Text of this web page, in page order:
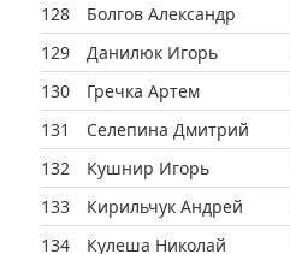
128
Болгов Александр
129
Данилюк Игорь
130
Гречка Артем
131
Селепина Дмитрий
132
Кушнир Игорь
133
Кирильчук Андрей
134
Кулеша Николай